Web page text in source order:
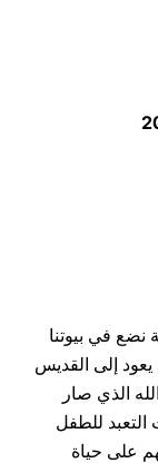
نضع في بيوتنا
إلى القديس
الذي صار
التعبد للطفل
على حياة